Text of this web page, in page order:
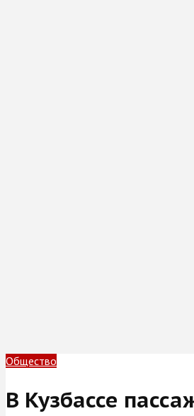
Общество
В Кузбассе